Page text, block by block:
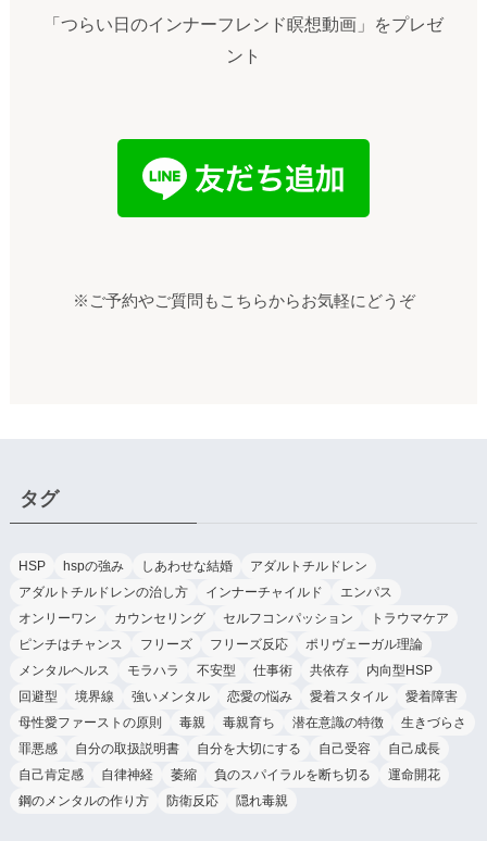
「つらい日のインナーフレンド瞑想動画」をプレゼ
ント
※ご予約やご質問もこちらからお気軽にどうぞ
タグ
HSP hspの強み しあわせな結婚
アダルトチルドレン
アダルトチルドレンの治し方
インナーチャイルド
エンパス
オンリーワン
カウンセリング セルフコンパッション
トラウマケア
ピンチはチャンス
フリーズ フリーズ反応
ポリヴェーガル理論
メンタルヘルス
モラハラ 不安型 仕事術 共依存
内向型HSP
回避型
境界線 強いメンタル 恋愛の悩み 愛着スタイル
愛着障害
母性愛ファーストの原則
毒親 毒親育ち 潜在意識の特徴
生きづらさ
罪悪感
自分の取扱説明書 自分を大切にする 自己受容
自己成長
自己肯定感
自律神経 萎縮 負のスパイラルを断ち切る
運命開花
鋼のメンタルの作り方
防衛反応 隠れ毒親